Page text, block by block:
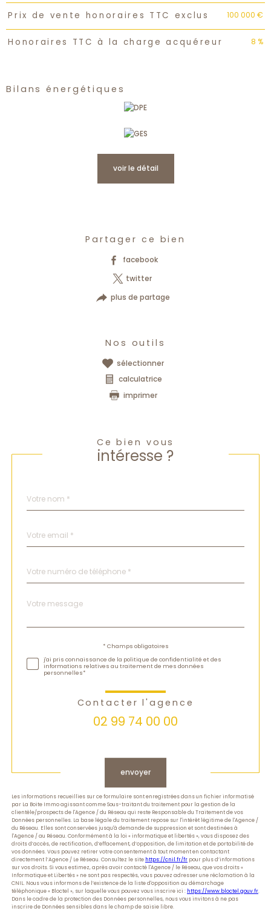
Prix de vente honoraires TTC exclus 100 000 €
Honoraires TTC à la charge acquéreur 8 %
Bilans énergétiques
voir le détail
Partager ce bien
facebook
twitter
plus de partage
Nos outils
sélectionner
calculatrice
imprimer
Ce bien vous
intéresse ?
par
*
*
*
Fieldset
Message
*
* Champs obligatoires
j'ai pris connaissance de la politique de confidentialité et des
informations relatives au traitement de mes données
personnelles*
Contacter l'agence
02 99 74 00 00
envoyer
Les informations recueillies sur ce formulaire sont enregistrées dans un fichier informatisé
par La Boite Immo agissant comme Sous-traitant du traitement pour la gestion de la
clientèle/prospects de l'Agence / du Réseau qui reste Responsable du Traitement de vos
Données personnelles. La base légale du traitement repose sur l'intérêt légitime de l'Agence /
du Réseau. Elles sont conservées jusqu'à demande de suppression et sont destinées à
l'Agence / au Réseau. Conformément à la loi « informatique et libertés », vous disposez des
droits d’accès, de rectification, d’effacement, d’opposition, de limitation et de portabilité de
vos données. Vous pouvez retirer votre consentement à tout moment en contactant
directement l’Agence / Le Réseau. Consultez le site https://cnil.fr/fr pour plus d’informations
sur vos droits. Si vous estimez, après avoir contacté l'Agence / le Réseau, que vos droits «
Informatique et Libertés » ne sont pas respectés, vous pouvez adresser une réclamation à la
CNIL. Nous vous informons de l’existence de la liste d'opposition au démarchage
téléphonique « Bloctel », sur laquelle vous pouvez vous inscrire ici : https://www.bloctel.gouv.fr.
Dans le cadre de la protection des Données personnelles, nous vous invitons à ne pas
inscrire de Données sensibles dans le champ de saisie libre.